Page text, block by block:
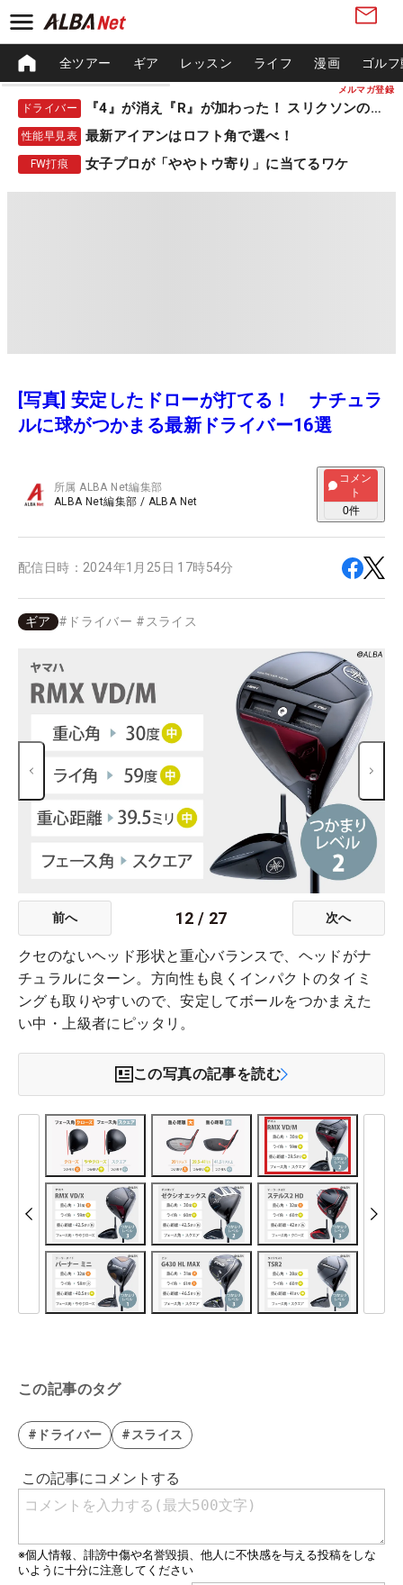
メルマガ登録
全ツアー ギア レッスン ライフ 漫画 ゴル
ドライバー 『4』が消え『R』が加わった！ スリクソンの新作
性能早見表 最新アイアンはロフト角で選べ！
FW打痕 女子プロが「ややトウ寄り」に当てるワケ
[写真] 安定したドローが打てる！ ナチュラ
ルに球がつかまる最新ドライバー16選
所属ALBA Net編集部
ALBA Net編集部 / ALBA Net
コメン
ト
0件
配信日時： 2024年1月25日 17時54分
ギア # ドライバー # スライス
前へ 12 / 27 次へ
クセのないヘッド形状と重心バランスで、ヘッドがナ
チュラルにターン。方向性も良くインパクトのタイミ
ングも取りやすいので、安定してボールをつかまえた
い中・上級者にピッタリ。
この写真の記事を読む
この記事のタグ
#ドライバー #スライス